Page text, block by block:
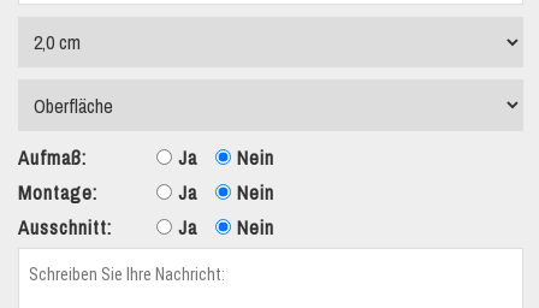
Aufmaß: Ja
Nein
Montage:
Ja
Nein
Ausschnitt:
Ja Nein